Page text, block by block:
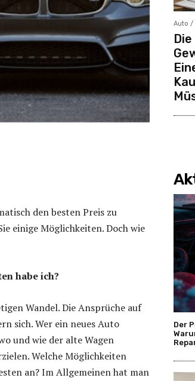
den besten Preis zu
einige Möglichkeiten. Doch wie
habe ich?
Wandel. Die Ansprüche auf
sich. Wer ein neues Auto
und wie der alte Wagen
Welche Möglichkeiten
an? Im Allgemeinen hat man
Auto /
Der